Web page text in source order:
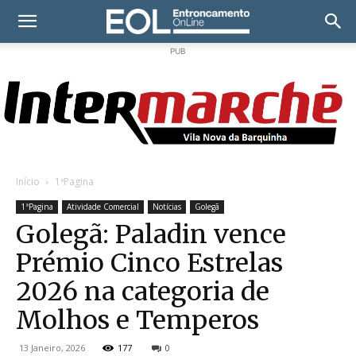
PUB
Início 1ªPagina
1ªPagina Atividade Comercial Notícias Golegã
Golegã: Paladin vence
Prémio Cinco Estrelas
2026 na categoria de
Molhos e Temperos
13 Janeiro, 2026 177 0